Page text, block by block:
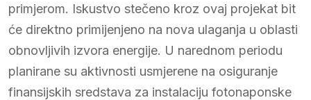
primjerom. Iskustvo stečeno kroz ovaj projekat bit
će direktno primijenjeno na nova ulaganja u oblasti
obnovljivih izvora energije. U narednom periodu
planirane su aktivnosti usmjerene na osiguranje
finansijskih sredstava za instalaciju fotonaponske